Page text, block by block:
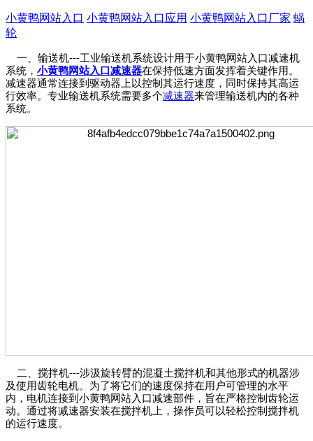
小黄鸭网站入口 小黄鸭网站入口应用 小黄鸭网站入口厂家 蜗
轮
一、输送机---工业输送机系统设计用于小黄鸭网站入口减速机
系统 ， 小黄鸭网站入口减速器在保持低速方面发挥着关键作用。
减速器通常连接到驱动器上以控制其运行速度 ，同时保持其高运
行效率。专业输送机系统需要多个减速器来管理输送机内的各种
系统。
二、搅拌机---涉汲旋转臂的混凝土搅拌机和其他形式的机器涉
及使用齿轮电机。为了将它们的速度保持在用户可管理的水平
内 ，电机连接到小黄鸭网站入口减速部件，旨在严格控制齿轮运
动。通过将减速器安装在搅拌机上，操作员可以轻松控制搅拌机
的运行速度。